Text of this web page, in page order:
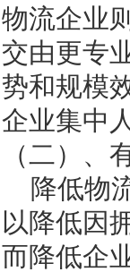
物流企业
交由更专
势和规模
企业集中
（二）、
降低物
以降低因
而降低企